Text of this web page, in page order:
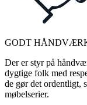
GODT
Der er styr på
dygtige folk med
de gør det ordentligt,
møbelserier.